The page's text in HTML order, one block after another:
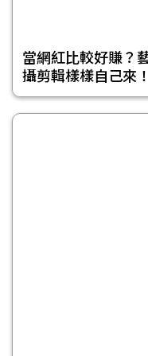
當網紅比較好賺？
攝剪輯樣樣自己來！